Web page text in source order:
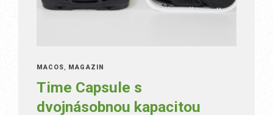
MACOS MAGAZÍN
Time Capsule s
dvojnásobnou kapacitou